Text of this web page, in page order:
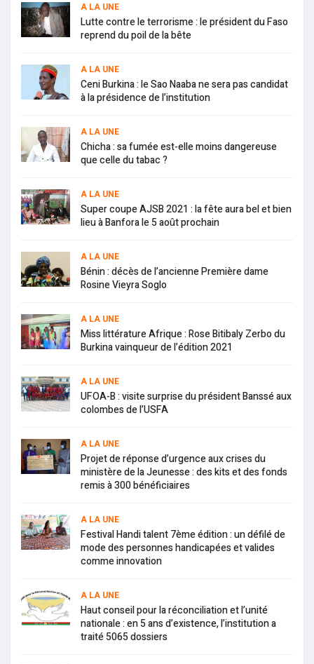
A LA UNE
Lutte contre le terrorisme : le président du Faso
reprend du poil de la bête
A LA UNE
Ceni Burkina : le Sao Naaba ne sera pas candidat
à la présidence de l’institution
A LA UNE
Chicha : sa fumée est-elle moins dangereuse
que celle du tabac ?
A LA UNE
Super coupe AJSB 2021 : la fête aura bel et bien
lieu à Banfora le 5 août prochain
A LA UNE
Bénin : décès de l’ancienne Première dame
Rosine Vieyra Soglo
A LA UNE
Miss littérature Afrique : Rose Bitibaly Zerbo du
Burkina vainqueur de l’édition 2021
A LA UNE
UFOA-B : visite surprise du président Banssé aux
colombes de l’USFA
A LA UNE
Projet de réponse d’urgence aux crises du
ministère de la Jeunesse : des kits et des fonds
remis à 300 bénéficiaires
A LA UNE
Festival Handi talent 7ème édition : un défilé de
mode des personnes handicapées et valides
comme innovation
A LA UNE
Haut conseil pour la réconciliation et l’unité
nationale : en 5 ans d’existence, l’institution a
traité 5065 dossiers